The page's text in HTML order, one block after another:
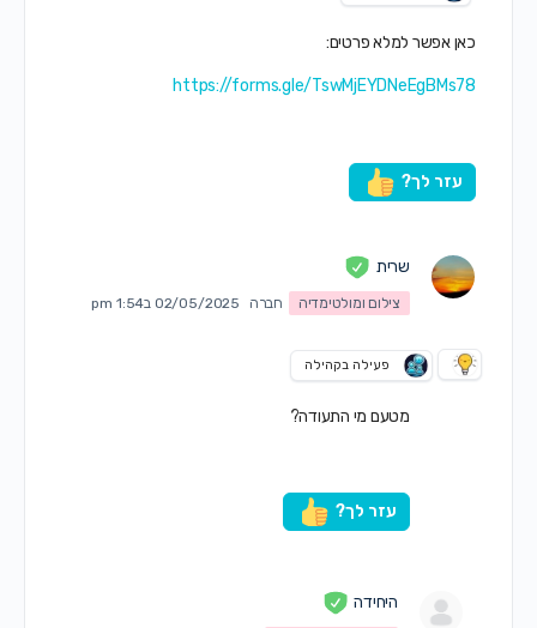
כאן אפשר למלא פרטים:
https://forms.gle/TswMjEYDNeEgBMs78
עזר לך?
שרית
צילום ומולטימדיה חברה 02/05/2025 ב1:54 pm
פעילה בקהילה
מטעם מי התעודה?
עזר לך?
היחידה